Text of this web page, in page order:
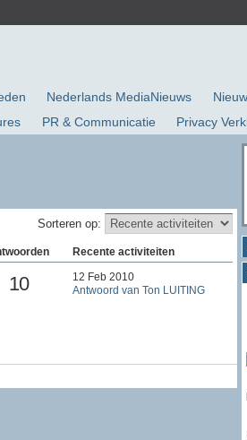
Nederlands MediaNieuws
PR & Communicatie Privacy
Sorteren op:
Recente activiteiten
10
12 Feb 2010
Antwoord van Ton LUITING